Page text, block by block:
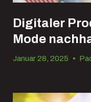
Digitaler
Mode
Januar 28, 2025 •